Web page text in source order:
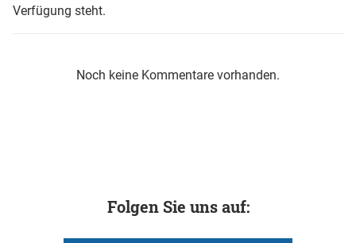
Verfügung steht.
Noch keine Kommentare vorhanden.
Folgen Sie uns auf: